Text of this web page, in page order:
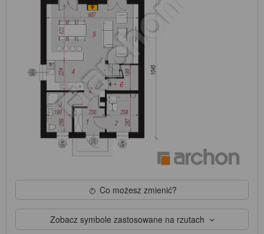
Co możesz zmienić?
Zobacz symbole zastosowane na rzutach